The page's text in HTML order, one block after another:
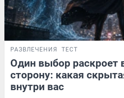
РАЗВЛЕЧЕНИЯ ТЕСТ
Один выбор раскроет
сторону: какая
внутри вас